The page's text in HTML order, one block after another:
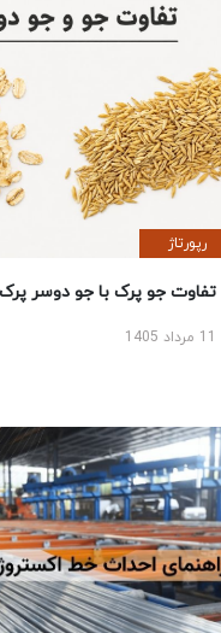
رپورتاژ
تفاوت جو پرک با جو دوسر